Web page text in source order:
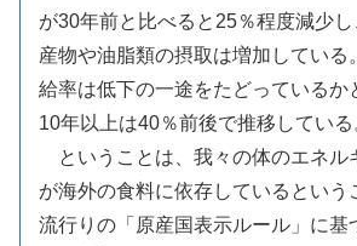
が30年前と比べると25％程度減少
産物や油脂類の摂取は増加している
給率は低下の一途をたどっているか
10年以上は40％前後で推移している
ということは、我々の体のエネル
が海外の食料に依存しているという
流行りの「原産国表示ルール」に基